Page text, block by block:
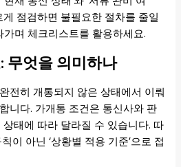
게 점검하면 불필요한 절차를 줄일
며 체크리스트를 활용하세요.
무엇을 의미하나
전히 개통되지 않은 상태에서 이뤄
니다. 가개통 조건은 통신사와 판
상태에 따라 달라질 수 있습니다. 따
이 아닌 ‘상황별 적용 기준’으로 접